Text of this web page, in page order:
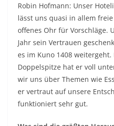
Robin Hofmann: Unser
lässt uns quasi in allem
offenes Ohr für Vorschläge.
Jahr sein Vertrauen
es im Kuno 1408
Doppelspitze hat er voll
wir uns über Themen wie
er vertraut auf unsere
funktioniert sehr gut.